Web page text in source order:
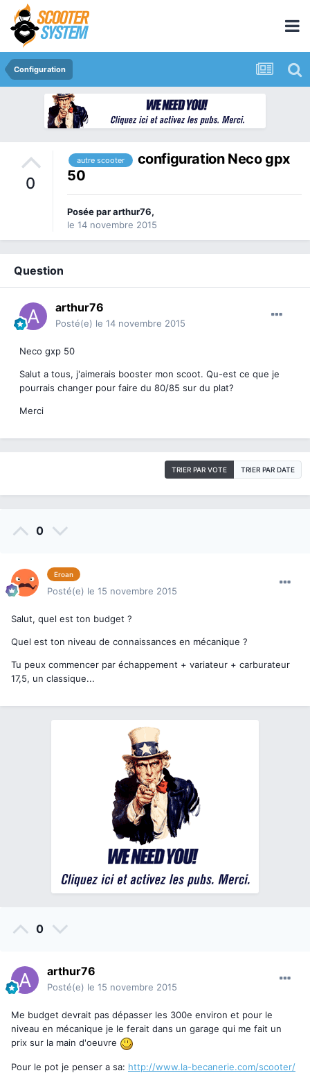
Configuration
0
autre scooter
configuration Neco gpx
50
Posée pararthur76,
le 14 novembre 2015
Question
arthur76
Posté(e) le 14 novembre 2015
Neco gxp 50
Salut a tous, j'aimerais booster mon scoot. Qu-est ce que je
pourrais changer pour faire du 80/85 sur du plat?
Merci
TRIER PAR VOTE TRIER PAR DATE
0
Eroan
Posté(e) le 15 novembre 2015
Salut, quel est ton budget ?
Quel est ton niveau de connaissances en mécanique ?
Tu peux commencer par échappement + variateur + carburateur
17,5, un classique...
0
arthur76
Posté(e) le 15 novembre 2015
Me budget devrait pas dépasser les 300e environ et pour le
niveau en mécanique je le ferait dans un garage qui me fait un
prix sur la main d'oeuvre
Pour le pot je penser a sa: http://www.la-becanerie.com/scooter/